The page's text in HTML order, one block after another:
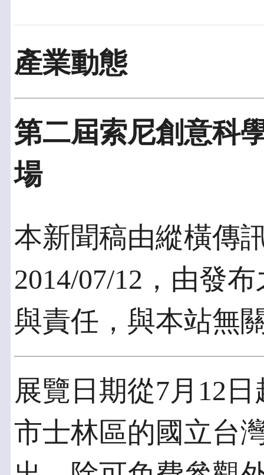
產業動態
第二屆索尼創意科
場
本新聞稿由縱橫傳
2014/07/12，由發
與責任，與本站無
展覽日期從7月12
市士林區的國立台